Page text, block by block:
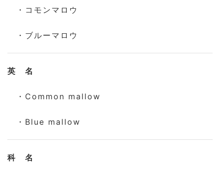
・コモンマロウ
・ブルーマロウ
英 名
・Common mallow
・Blue mallow
科 名